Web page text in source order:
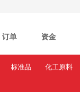
标准品 化工原料
订单 资金